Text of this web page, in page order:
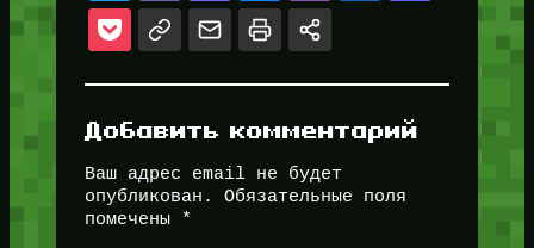
Добавить комментарий
Ваш адрес email не будет
опубликован.
Обязательные поля
помечены
*